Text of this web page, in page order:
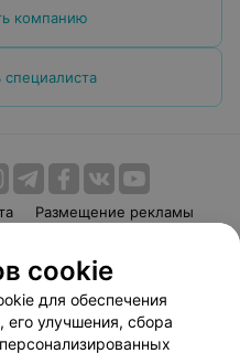
компанию
специалиста
Размещение рекламы
Способы оплаты
Партнеры
103.by
cookie
для обеспечения
его улучшения, сбора